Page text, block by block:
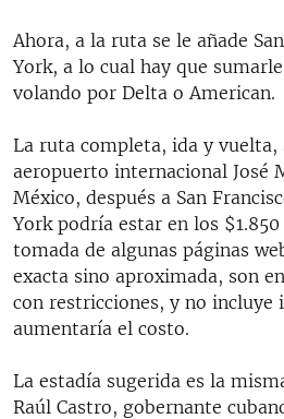
Ahora, a la ruta se le añade
York, a lo cual hay que
volando por Delta o American.
La ruta completa, ida y vuelta,
aeropuerto internacional José
México, después a San
York podría estar en los
tomada de algunas páginas
exacta sino aproximada, son
con restricciones, y no incluye
aumentaría el costo.
La estadía sugerida es la
Raúl Castro, gobernante